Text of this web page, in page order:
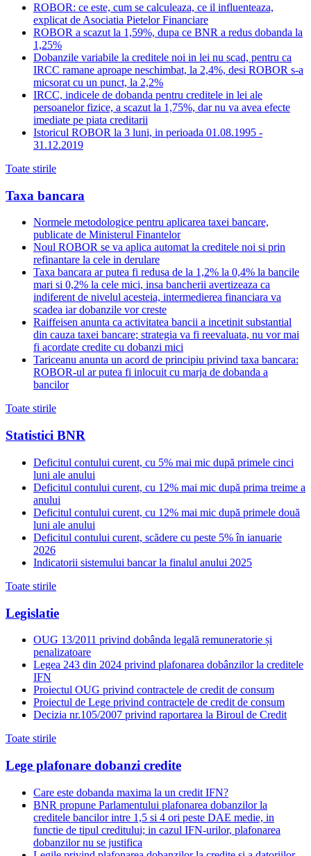
ROBOR: ce este, cum se calculeaza, ce il influenteaza,
explicat de Asociatia Pietelor Financiare
ROBOR a scazut la 1,59%, dupa ce BNR a redus dobanda la
1,25%
Dobanzile variabile la creditele noi in lei nu scad, pentru ca
IRCC ramane aproape neschimbat, la 2,4%, desi ROBOR s-a
micsorat cu un punct, la 2,2%
IRCC, indicele de dobanda pentru creditele in lei ale
persoanelor fizice, a scazut la 1,75%, dar nu va avea efecte
imediate pe piata creditarii
Istoricul ROBOR la 3 luni, in perioada 01.08.1995 -
31.12.2019
Toate stirile
Taxa bancara
Normele metodologice pentru aplicarea taxei bancare,
publicate de Ministerul Finantelor
Noul ROBOR se va aplica automat la creditele noi si prin
refinantare la cele in derulare
Taxa bancara ar putea fi redusa de la 1,2% la 0,4% la bancile
mari si 0,2% la cele mici, insa bancherii avertizeaza ca
indiferent de nivelul acesteia, intermedierea financiara va
scadea iar dobanzile vor creste
Raiffeisen anunta ca activitatea bancii a incetinit substantial
din cauza taxei bancare; strategia va fi reevaluata, nu vor mai
fi acordate credite cu dobanzi mici
Tariceanu anunta un acord de principiu privind taxa bancara:
ROBOR-ul ar putea fi inlocuit cu marja de dobanda a
bancilor
Toate stirile
Statistici BNR
Deficitul contului curent, cu 5% mai mic după primele cinci
luni ale anului
Deficitul contului curent, cu 12% mai mic după prima treime a
anului
Deficitul contului curent, cu 12% mai mic după primele două
luni ale anului
Deficitul contului curent, scădere cu peste 5% în ianuarie
2026
Indicatorii sistemului bancar la finalul anului 2025
Toate stirile
Legislatie
OUG 13/2011 privind dobânda legală remuneratorie și
penalizatoare
Legea 243 din 2024 privind plafonarea dobânzilor la creditele
IFN
Proiectul OUG privind contractele de credit de consum
Proiectul de Lege privind contractele de credit de consum
Decizia nr.105/2007 privind raportarea la Biroul de Credit
Toate stirile
Lege plafonare dobanzi credite
Care este dobanda maxima la un credit IFN?
BNR propune Parlamentului plafonarea dobanzilor la
creditele bancilor intre 1,5 si 4 ori peste DAE medie, in
functie de tipul creditului; in cazul IFN-urilor, plafonarea
dobanzilor nu se justifica